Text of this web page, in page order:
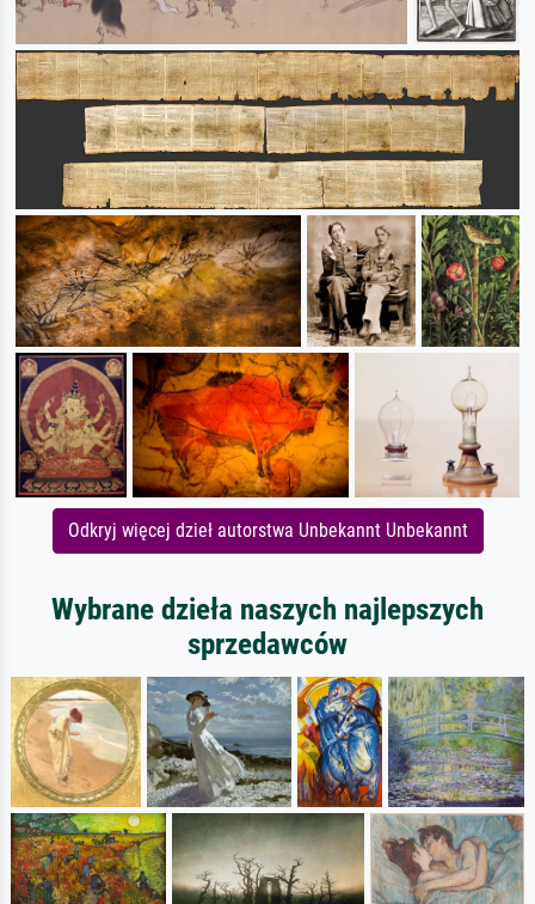
Odkryj więcej dzieł autorstwa Unbekannt Unbekannt
Wybrane dzieła naszych najlepszych
sprzedawców